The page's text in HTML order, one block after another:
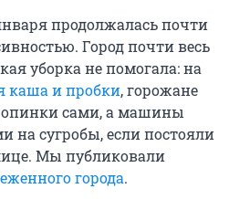
продолжалась почти
Город почти весь
уборка не помогала: на
каша и пробки, горожане
сами, а машины
на сугробы, если постояли
Мы публиковали
города.